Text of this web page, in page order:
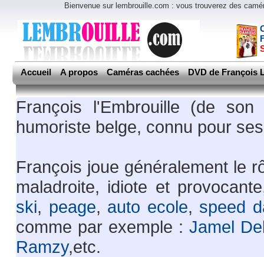
Bienvenue sur lembrouille.com : vous trouverez des
Accueil A propos Caméras cachées DVD de François
François l'Embrouille (de
humoriste belge, connu pour
François joue généralement le
maladroite, idiote et
ski, peage, auto ecole, speed
comme par exemple : Jamel
Ramzy,etc.